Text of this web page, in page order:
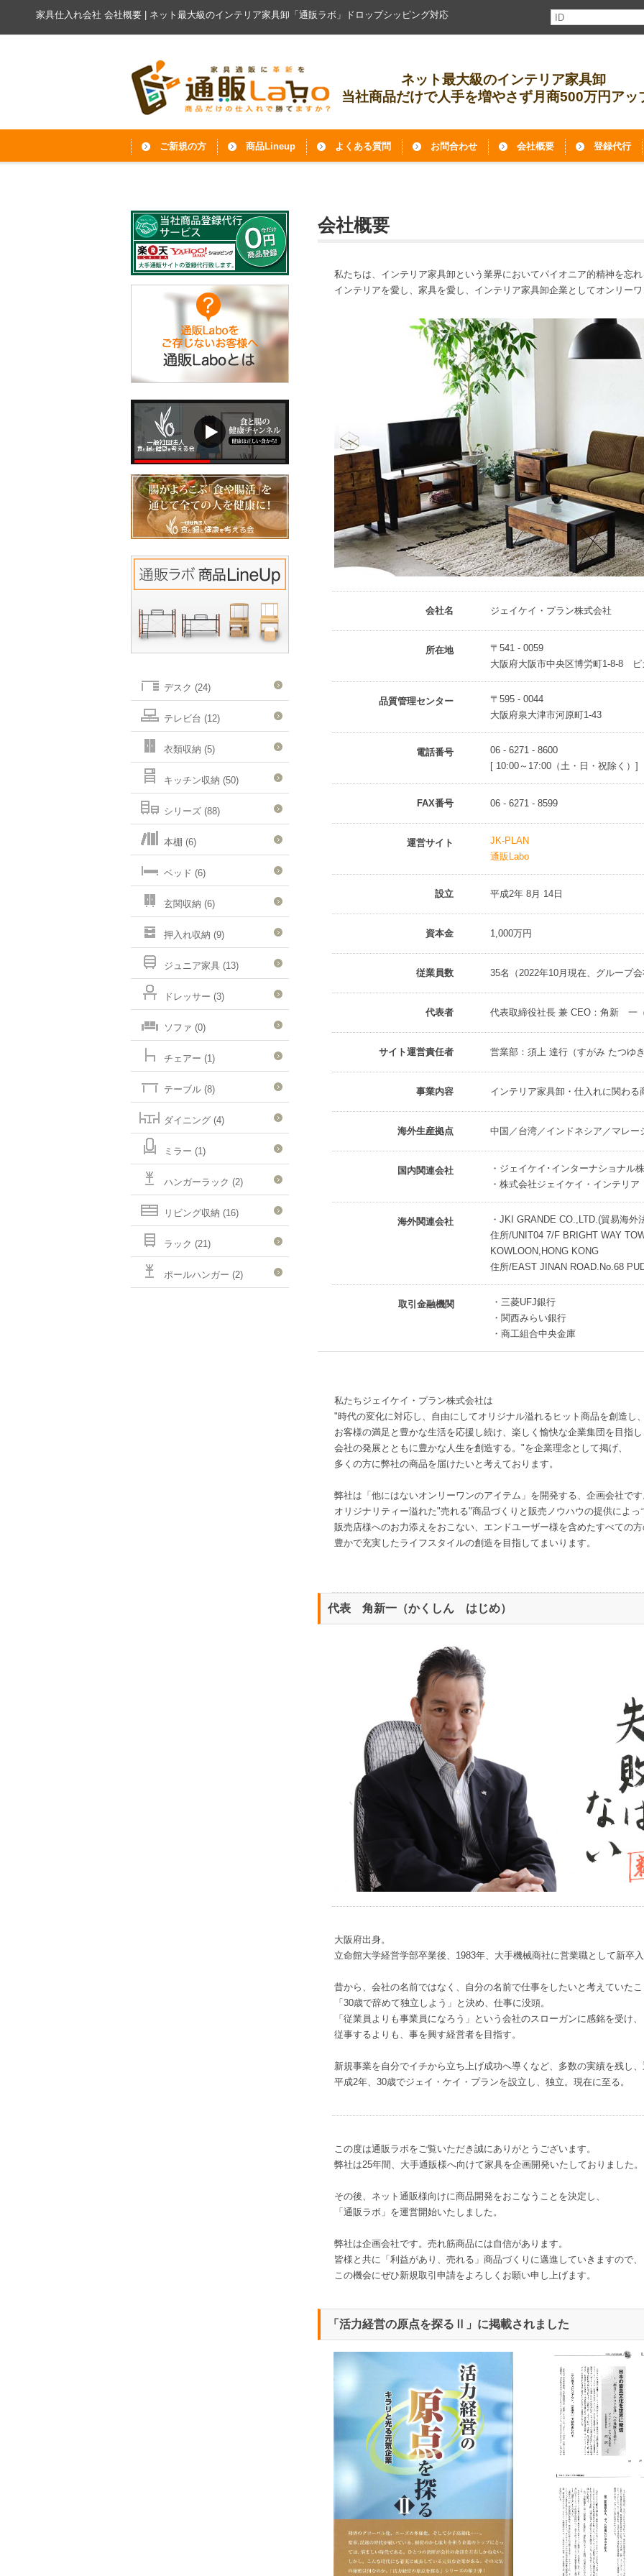
ネット最大級のインテリア家具卸
当社商品だけで人手を増やさず月商500万円アッ
ご新規の方 商品Lineup よくある質問 お問合わせ 会社概要 登録代行
家具仕入れ会社 会社概要 | ネット最大級のインテリア家具卸「通販ラボ」ドロップシッピング対応
会社概要
私たちは、インテリア家具卸という業界においてパイオニア的精神を忘れ
インテリアを愛し、家具を愛し、インテリア家具卸企業としてオンリーワ
会社名 ジェイケイ・プラン株式会社
所在地
〒541 - 0059
大阪府大阪市中央区博労町1-8-8 ピ
品質管理センター
〒595 - 0044
大阪府泉大津市河原町1-43
電話番号
06 - 6271 - 8600
[ 10:00～17:00（土・日・祝除く）]
FAX番号 06 - 6271 - 8599
運営サイト
JK-PLAN
通販Labo
設立 平成2年 8月 14日
資本金 1,000万円
従業員数 35名（2022年10月現在、グループ会
代表者 代表取締役社長 兼 CEO：角新 一
サイト運営責任者 営業部：須上 達行（すがみ たつゆき
事業内容 インテリア家具卸・仕入れに関わる
海外生産拠点 中国／台湾／インドネシア／マレー
国内関連会社
・ジェイケイ･インターナショナル
・株式会社ジェイケイ・インテリア
海外関連会社
・JKI GRANDE CO.,LTD.(貿易海外
住所/UNIT04 7/F BRIGHT WAY
KOWLOON,HONG KONG
住所/EAST JINAN ROAD.No.68
取引金融機関
・三菱UFJ銀行
・関西みらい銀行
・商工組合中央金庫
私たちジェイケイ・プラン株式会社は
"時代の変化に対応し、自由にしてオリジナル溢れるヒット商品を創造し、
お客様の満足と豊かな生活を応援し続け、楽しく愉快な企業集団を目指し
会社の発展とともに豊かな人生を創造する。"を企業理念として掲げ、
多くの方に弊社の商品を届けたいと考えております。
弊社は「他にはないオンリーワンのアイテム」を開発する、企画会社です
オリジナリティー溢れた"売れる"商品づくりと販売ノウハウの提供によっ
販売店様へのお力添えをおこない、エンドユーザー様を含めたすべての
豊かで充実したライフスタイルの創造を目指してまいります。
代表 角新一（かくしん はじめ）
大阪府出身。
立命館大学経営学部卒業後、1983年、大手機械商社に営業職として新卒入
昔から、会社の名前ではなく、自分の名前で仕事をしたいと考えていたこ
「30歳で辞めて独立しよう」と決め、仕事に没頭。
「従業員よりも事業員になろう」という会社のスローガンに感銘を受け、
従事するよりも、事を興す経営者を目指す。
新規事業を自分でイチから立ち上げ成功へ導くなど、多数の実績を残し、
平成2年、30歳でジェイ・ケイ・プランを設立し、独立。現在に至る。
この度は通販ラボをご覧いただき誠にありがとうございます。
弊社は25年間、大手通販様へ向けて家具を企画開発いたしておりました。
その後、ネット通販様向けに商品開発をおこなうことを決定し、
「通販ラボ」を運営開始いたしました。
弊社は企画会社です。売れ筋商品には自信があります。
皆様と共に「利益があり、売れる」商品づくりに邁進していきますので、
この機会にぜひ新規取引申請をよろしくお願い申し上げます。
「活力経営の原点を探るⅡ」に掲載されました
デスク (24)
テレビ台 (12)
衣類収納 (5)
キッチン収納 (50)
シリーズ (88)
本棚 (6)
ベッド (6)
玄関収納 (6)
押入れ収納 (9)
ジュニア家具 (13)
ドレッサー (3)
ソファ (0)
チェアー (1)
テーブル (8)
ダイニング (4)
ミラー (1)
ハンガーラック (2)
リビング収納 (16)
ラック (21)
ポールハンガー (2)